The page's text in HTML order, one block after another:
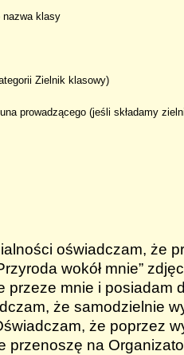
nazwa klasy
Zielnik klasowy)
prowadzącego (jeśli składamy
oświadczam, że
wokół mnie”
przeze mnie i posiadam
że samodzielnie
że poprzez
przenoszę na